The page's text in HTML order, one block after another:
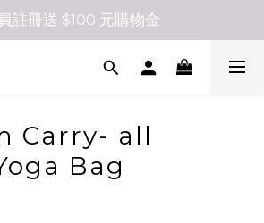
註冊送 $100 元購物金
Carry- all
Bag